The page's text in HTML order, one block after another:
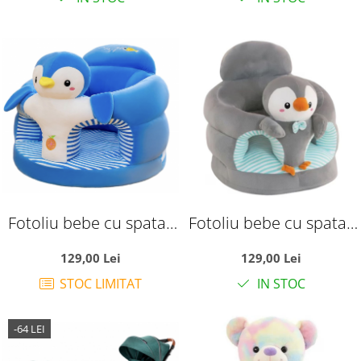
si carusel muzical, A6 gri
Fotoliu bebe cu spatar
Pinguinul albastru cu
alb
129,00 Lei
STOC LIMITAT
Fotoliu bebe cu spatar
Pinguinul gri
129,00 Lei
IN STOC
-64 LEI